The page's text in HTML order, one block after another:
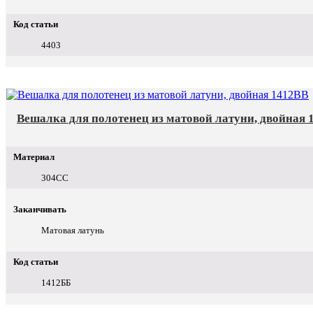
Код статьи
4403
Вешалка для полотенец из матовой латуни, двойная
Материал
304СС
Заканчивать
Матовая латунь
Код статьи
1412ББ